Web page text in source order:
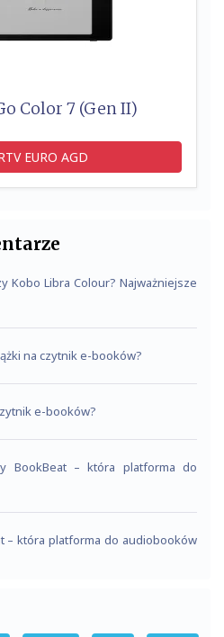
Color 7 (Gen II)
EURO AGD
Kobo Libra Colour? Najważniejsze
na czytnik e-booków?
e-booków?
BookBeat – która platforma do
– która platforma do audiobooków